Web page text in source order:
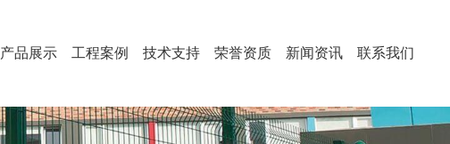
产品展示 工程案例 技术支持 荣誉资质 新闻资讯 联系我们